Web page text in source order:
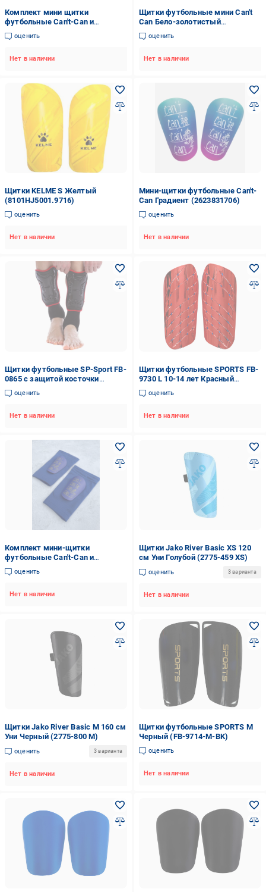
Комплект мини щитки
футбольные Can't-Can и
держатели сетки под щитки S
Белый (2578289961)
оценить
Нет в наличии
Щитки футбольные мини Can't
Can Бело-золотистый
(2578272888)
оценить
Нет в наличии
Щитки KELME S Желтый
(8101HJ5001.9716)
оценить
Нет в наличии
Мини-щитки футбольные Can't-
Can Градиент (2623831706)
оценить
Нет в наличии
Щитки футбольные SP-Sport FB-
0865 с защитой косточки
Черный/Красный (FB-0865)
оценить
Нет в наличии
Щитки футбольные SPORTS FB-
9730 L 10-14 лет Красный
(6936116104256)
оценить
Нет в наличии
Комплект мини-щитки
футбольные Can't-Can и
держатели сеточки под щитки
Синий (2665287955)
оценить
Нет в наличии
Щитки Jako River Basic XS 120
см Уни Голубой (2775-459 XS)
оценить 3 варианта
Нет в наличии
Щитки Jako River Basic M 160 см
Уни Черный (2775-800 M)
оценить 3 варианта
Нет в наличии
Щитки футбольные SPORTS M
Черный (FB-9714-M-BK)
оценить
Нет в наличии